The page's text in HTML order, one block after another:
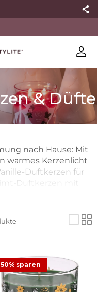
& Düfte
nach Hause: Mit
warmes Kerzenlicht
Duftkerzen für
Duftkerzen mit
oder verschenke
Festtagsfeeling: die
50% sparen